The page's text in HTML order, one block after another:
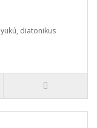
diatonikus